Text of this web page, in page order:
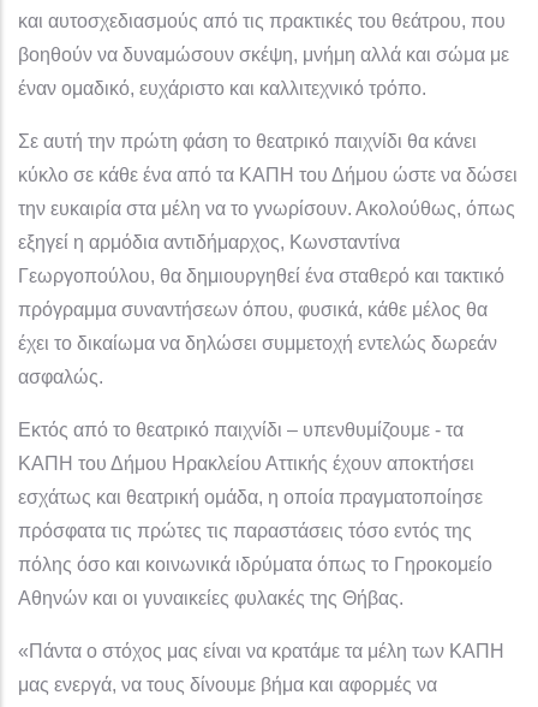
και αυτοσχεδιασμούς από τις πρακτικές του θεάτρου, που
βοηθούν να δυναμώσουν σκέψη, μνήμη αλλά και σώμα με
έναν ομαδικό, ευχάριστο και καλλιτεχνικό τρόπο.
Σε αυτή την πρώτη φάση το θεατρικό παιχνίδι θα κάνει
κύκλο σε κάθε ένα από τα ΚΑΠΗ του Δήμου ώστε να δώσει
την ευκαιρία στα μέλη να το γνωρίσουν. Ακολούθως, όπως
εξηγεί η αρμόδια αντιδήμαρχος, Κωνσταντίνα
Γεωργοπούλου, θα δημιουργηθεί ένα σταθερό και τακτικό
πρόγραμμα συναντήσεων όπου, φυσικά, κάθε μέλος θα
έχει το δικαίωμα να δηλώσει συμμετοχή εντελώς δωρεάν
ασφαλώς.
Εκτός από το θεατρικό παιχνίδι – υπενθυμίζουμε - τα
ΚΑΠΗ του Δήμου Ηρακλείου Αττικής έχουν αποκτήσει
εσχάτως και θεατρική ομάδα, η οποία πραγματοποίησε
πρόσφατα τις πρώτες τις παραστάσεις τόσο εντός της
πόλης όσο και κοινωνικά ιδρύματα όπως το Γηροκομείο
Αθηνών και οι γυναικείες φυλακές της Θήβας.
«Πάντα ο στόχος μας είναι να κρατάμε τα μέλη των ΚΑΠΗ
μας ενεργά, να τους δίνουμε βήμα και αφορμές να